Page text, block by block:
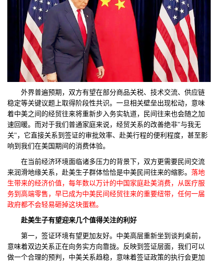
外界普遍预期，双方有望在部分商品关税、技术交流、供应链
稳定等关键议题上取得阶段性共识。一旦相关壁垒出现松动，意味
着中美之间的经贸往来将重新步入务实轨道，民间往来也会随之加
速回暖。而对于我们普通家庭来说，经贸关系的改善绝非"与我无
关"，它直接关系到签证的审批效率、赴美行程的便利程度，甚至影
响到我们在美国期间的消费体验。
在当前经济环境面临诸多压力的背景下，双方更需要民间交流
来润滑地缘关系，赴美生子群体恰恰是中美民间往来的缩影。 落地
生带来的经济价值，每年数以万计的中国家庭赴美消费，从医疗服
务到高端零售，早已成为中美民间经贸往来的重要纽带，任何一届
政府都不会轻易砸掉这块蛋糕。
赴美生子有望迎来几个值得关注的利好
第一，签证环境有望更加友好。中美高层重新坐到谈判桌前，
意味着双边关系正在向务实方向靠拢。反映到签证层面，我们可以
做一个合理的预判，中美关系趋稳，意味着签证政策的执行会更加